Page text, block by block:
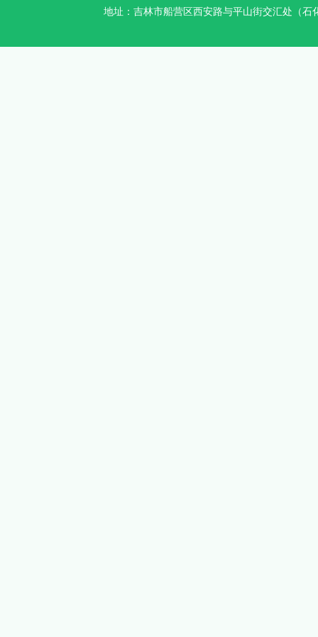
地址：吉林市船营区西安路与平山街交汇处（